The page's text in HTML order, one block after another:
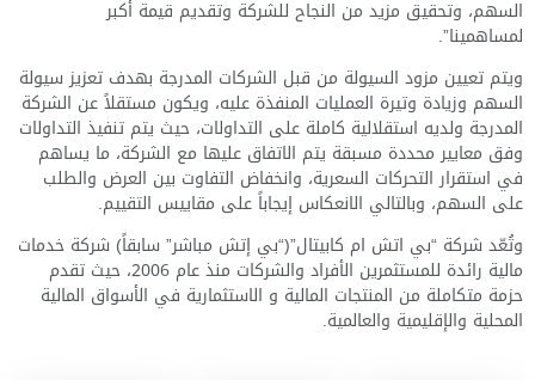
السهم، وتحقيق مزيد من النجاح للشركة وتقديم قيمة أكبر
لمساهمينا”.
ويتم تعيين مزود السيولة من قبل الشركات المدرجة بهدف تعزيز سيولة
السهم وزيادة وتيرة العمليات المنفذة عليه، ويكون مستقلاً عن الشركة
المدرجة ولديه استقلالية كاملة على التداولات، حيث يتم تنفيذ التداولات
وفق معايير محددة مسبقة يتم الاتفاق عليها مع الشركة، ما يساهم
في استقرار التحركات السعرية، وانخفاض التفاوت بين العرض والطلب
على السهم، وبالتالي الانعكاس إيجاباً على مقاييس التقييم.
وتُعّد شركة “بي اتش ام كابيتال”(“بي إتش مباشر” سابقاً) شركة خدمات
مالية رائدة للمستثمرين الأفراد والشركات منذ عام 2006، حيث تقدم
حزمة متكاملة من المنتجات المالية و الاستثمارية في الأسواق المالية
المحلية والإقليمية والعالمية.